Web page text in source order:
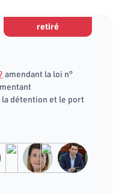
retiré
amendant la loi n°
détention et le port